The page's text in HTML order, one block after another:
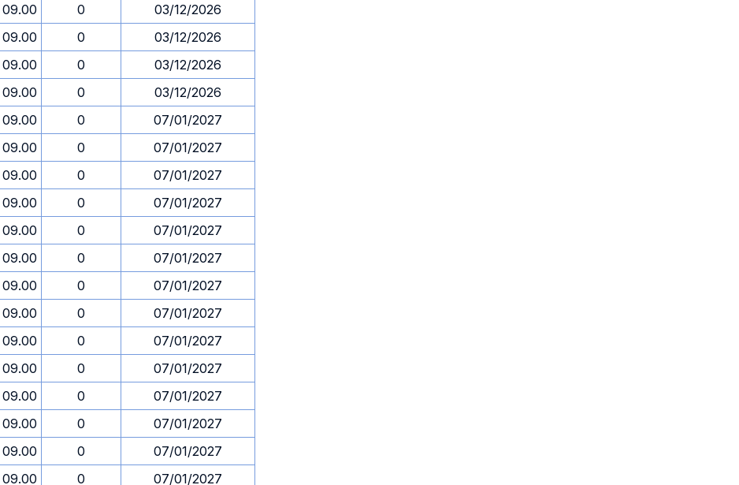
09.00 0
03/12/2026
09.00 0
03/12/2026
09.00 0
03/12/2026
09.00 0
03/12/2026
09.00 0
07/01/2027
09.00 0
07/01/2027
09.00 0
07/01/2027
09.00 0
07/01/2027
09.00 0
07/01/2027
09.00 0
07/01/2027
09.00 0
07/01/2027
09.00 0
07/01/2027
09.00 0
07/01/2027
09.00 0
07/01/2027
09.00 0
07/01/2027
09.00 0
07/01/2027
09.00 0
07/01/2027
09.00 0
07/01/2027